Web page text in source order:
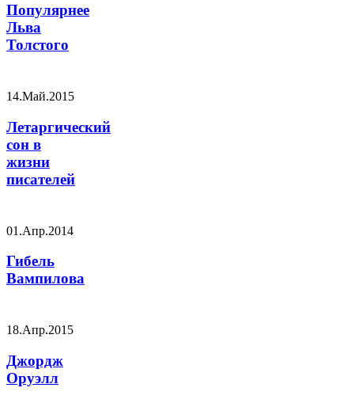
Популярнее
Льва
Толстого
14.Май.2015
Летаргический
сон в
жизни
писателей
01.Апр.2014
Гибель
Вампилова
18.Апр.2015
Джордж
Оруэлл